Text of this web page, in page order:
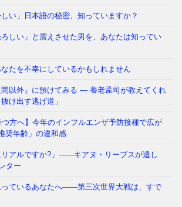
たり前」でした。鍵を⇒ 続きを読む
しい」日本語の秘密、知っていますか？
しい」と震えさせた男を、あなたは知ってい
たを不幸にしているかもしれません
間以外』に預けてみる ― 養老孟司が教えてくれ
け出す逃げ道」
つ方へ】今年のインフルエンザ予防接種で広が
奨年齢」の違和感
リアルですか?」——キアヌ・リーブスが遺し
ター
っているあなたへ——第三次世界大戦は、すで